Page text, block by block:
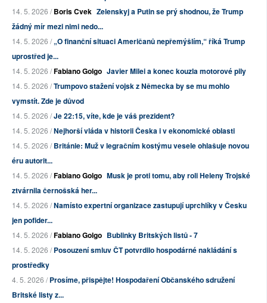
14. 5. 2026 /Boris Cvek Zelenskyj a Putin se prý shodnou, že Trump
žádný mír mezi nimi nedo...
14. 5. 2026 /„O finanční situaci Američanů nepřemýšlím,“ říká Trump
uprostřed je...
14. 5. 2026 /Fabiano Golgo Javier Milei a konec kouzla motorové pily
14. 5. 2026 /Trumpovo stažení vojsk z Německa by se mu mohlo
vymstít. Zde je důvod
14. 5. 2026 /Je 22:15, víte, kde je váš prezident?
14. 5. 2026 /Nejhorší vláda v historii Česka i v ekonomické oblasti
14. 5. 2026 /Británie: Muž v legračním kostýmu vesele ohlašuje novou
éru autorit...
14. 5. 2026 /Fabiano Golgo Musk je proti tomu, aby roli Heleny Trojské
ztvárnila černošská her...
14. 5. 2026 /Namísto expertní organizace zastupují uprchlíky v Česku
jen pofider...
14. 5. 2026 /Fabiano Golgo Bublinky Britských listů - 7
14. 5. 2026 /Posouzení smluv ČT potvrdilo hospodárné nakládání s
prostředky
4. 5. 2026 /Prosíme, přispějte! Hospodaření Občanského sdružení
Britské listy z...